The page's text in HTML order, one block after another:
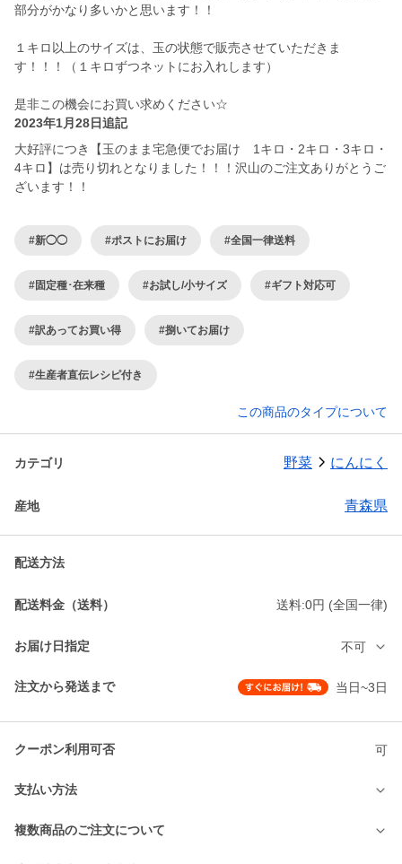
部分がかなり多いかと思います！！
１キロ以上のサイズは、玉の状態で販売させていただきま
す！！！（１キロずつネットにお入れします）
是非この機会にお買い求めください☆
2023年1月28日追記
大好評につき【玉のまま宅急便でお届け 1キロ・2キロ・3キロ・
4キロ】は売り切れとなりました！！！沢山のご注文ありがとうご
ざいます！！
#新◯◯ #ポストにお届け #全国一律送料
#固定種･在来種 #お試し/小サイズ #ギフト対応可
#訳あってお買い得 #捌いてお届け
#生産者直伝レシピ付き
この商品のタイプについて
カテゴリ 野菜 にんにく
産地 青森県
配送方法
配送料金（送料） 送料:0円 (全国一律)
お届け日指定 不可
注文から発送まで 当日~3日
クーポン利用可否 可
支払い方法
複数商品のご注文について